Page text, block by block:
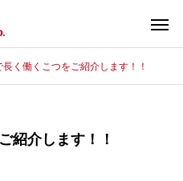
く働くこつをご紹介します！！
紹介します！！